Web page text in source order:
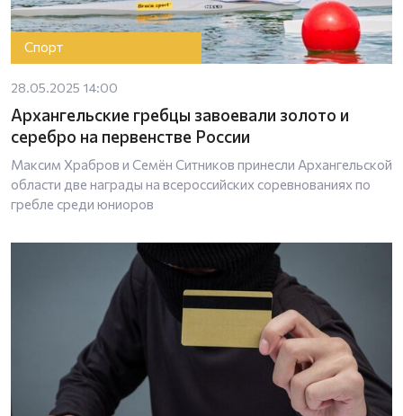
Спорт
28.05.2025 14:00
Архангельские гребцы завоевали золото и
серебро на первенстве России
Максим Храбров и Семён Ситников принесли Архангельской
области две награды на всероссийских соревнованиях по
гребле среди юниоров